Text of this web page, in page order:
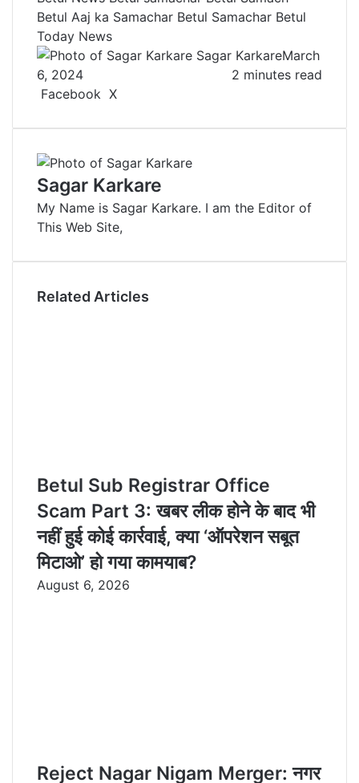
Betul Aaj ka Samachar Betul Samachar Betul
Today News
Sagar KarkareMarch
6, 2024
2 minutes read
Facebook X
n
e
d
I
m
l
r
n
e
r
e
d
i
t
o
a
k
a
e
v
i
m
i
i
t
Sagar Karkare
My Name is Sagar Karkare. I am the Editor of
This Web Site,
Related Articles
Betul Sub Registrar Office
Scam Part 3: खबर लीक होने के बाद भी
नहीं हुई कोई कार्रवाई, क्या ‘ऑपरेशन सबूत
मिटाओ’ हो गया कामयाब?
August 6, 2026
Reject Nagar Nigam Merger: नगर